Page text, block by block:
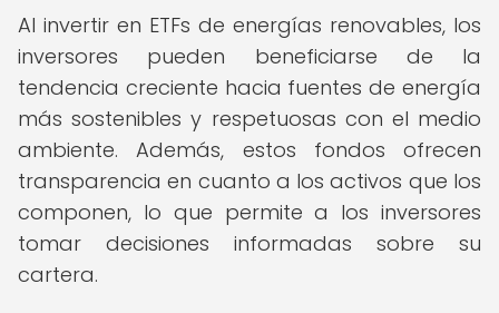
Al invertir en ETFs de energías renovables, los
inversores pueden beneficiarse de la
tendencia creciente hacia fuentes de energía
más sostenibles y respetuosas con el medio
ambiente. Además, estos fondos ofrecen
transparencia en cuanto a los activos que los
componen, lo que permite a los inversores
tomar decisiones informadas sobre su
cartera.